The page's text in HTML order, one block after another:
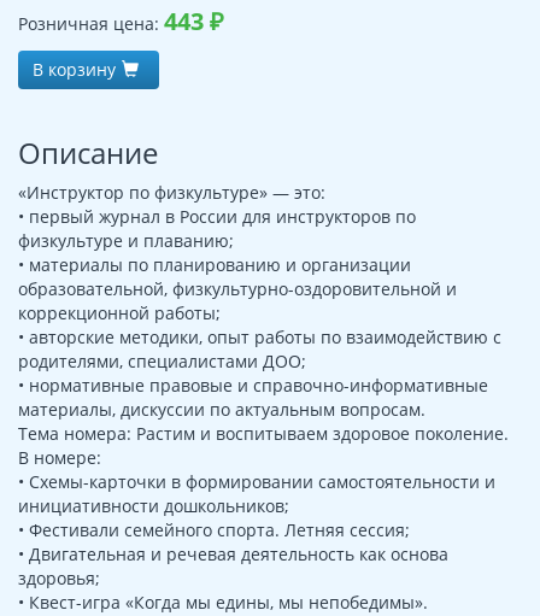
Розничная цена: 443₽
В корзину
Описание
«Инструктор по физкультуре» — это:
• первый журнал в России для инструкторов по
физкультуре и плаванию;
• материалы по планированию и организации
образовательной, физкультурно-оздоровительной и
коррекционной работы;
• авторские методики, опыт работы по взаимодействию с
родителями, специалистами ДОО;
• нормативные правовые и справочно-информативные
материалы, дискуссии по актуальным вопросам.
Тема номера: Растим и воспитываем здоровое поколение.
В номере:
• Схемы-карточки в формировании самостоятельности и
инициативности дошкольников;
• Фестивали семейного спорта. Летняя сессия;
• Двигательная и речевая деятельность как основа
здоровья;
• Квест-игра «Когда мы едины, мы непобедимы».